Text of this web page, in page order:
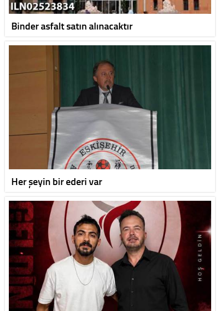
Binder asfalt satın alınacaktır
Her şeyin bir ederi var